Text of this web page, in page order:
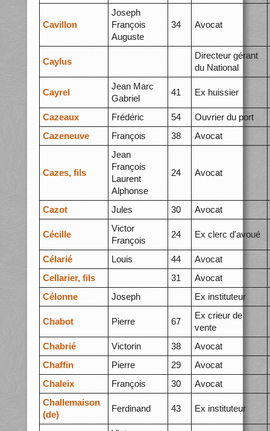
Cavillon
Joseph
François
Auguste
34 Avocat
Caylus
Directeur gérant
du National
Cayrel
Jean Marc
Gabriel
41 Ex huissier
Cazeaux Frédéric 54
Ouvrier du port
Cazeneuve
François 38 Avocat
Cazes, fils
Jean
François
Laurent
Alphonse
24 Avocat
Cazot Jules 30 Avocat
Cécille
Victor
François
24 Ex clerc d'avoué
Célarié Louis 44
Avocat
Cellarier, fils
31
Avocat
Célonne
Joseph Ex instituteur
Chabot Pierre 67
Ex crieur de
vente
Chabrié
Victorin 38
Avocat
Chaffin
Pierre 29
Avocat
Chaleix
François 30
Avocat
Challemaison
(de)
Ferdinand 43 Ex instituteur